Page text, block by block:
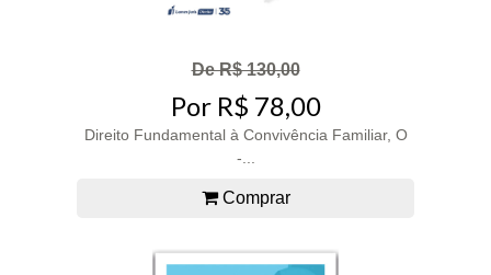
De R$ 130,00
Por R$ 78,00
Direito Fundamental à Convivência Familiar, O
-...
Comprar